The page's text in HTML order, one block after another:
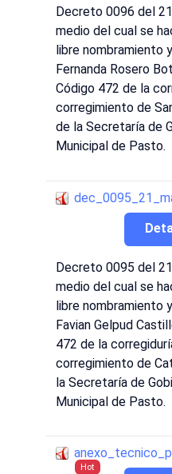
Decreto 0096 del
medio del cual se
libre nombramiento
Fernanda Rosero
Código 472 de la
corregimiento de
de la Secretaría de
Municipal de Pasto.
Decreto 0095 del
medio del cual se
libre nombramiento
Favian Gelpud
472 de la
corregimiento de
la Secretaría de
Municipal de Pasto.
Hot